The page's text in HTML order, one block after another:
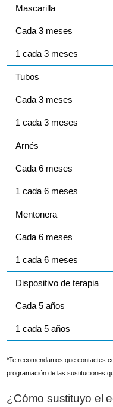
Mascarilla
Cada 3 meses
1 cada 3 meses
Tubos
Cada 3 meses
1 cada 3 meses
Arnés
Cada 6 meses
1 cada 6 meses
Mentonera
Cada 6 meses
1 cada 6 meses
Dispositivo de terapia
Cada 5 años
1 cada 5 años
*Te recomendamos que contactes
programación de las sustituciones
¿Cómo sustituyo el